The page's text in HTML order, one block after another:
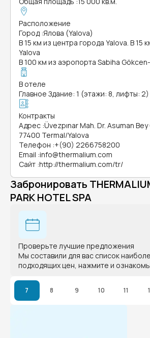
Расположение
Город :Ялова (Yalova)
В 15 км из центра города Yalova. В 15
Yalova
В 100 км из аэропорта Sabiha
В отеле
Главное Здание: 1 (этажи: 8, лифты: 2)
Контракты
Адрес :Üvezpınar Mah. Dr. Asuman
77400 Termal/Yalova
Телефон :+(90) 2266758200
Email :info@thermalium.com
Сайт :http://thermalium.com/tr/
Забронировать
PARK HOTEL SPA
Проверьте лучшие предложения
Мы составили для вас список
подходящих цен, нажмите и
7 8 9 10 11